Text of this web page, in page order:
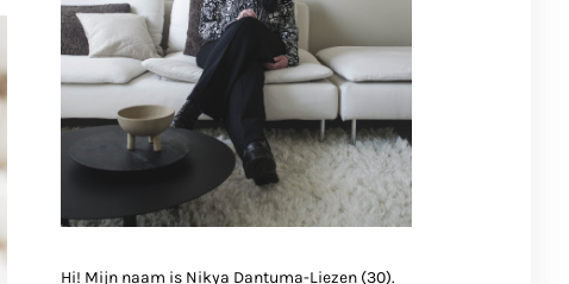
Hi! Mijn naam is Nikya Dantuma-Liezen (30).